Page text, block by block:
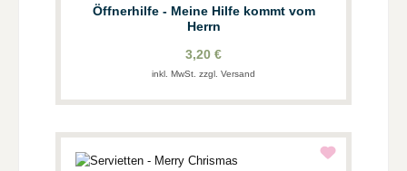
Öffnerhilfe - Meine Hilfe kommt vom
Herrn
3,20 €
inkl. MwSt. zzgl. Versand